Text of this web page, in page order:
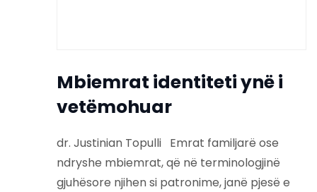
Mbiemrat identiteti ynë i
vetëmohuar
dr. Justinian Topulli Emrat familjarë ose
ndryshe mbiemrat, që në terminologjinë
gjuhësore njihen si patronime, janë pjesë e